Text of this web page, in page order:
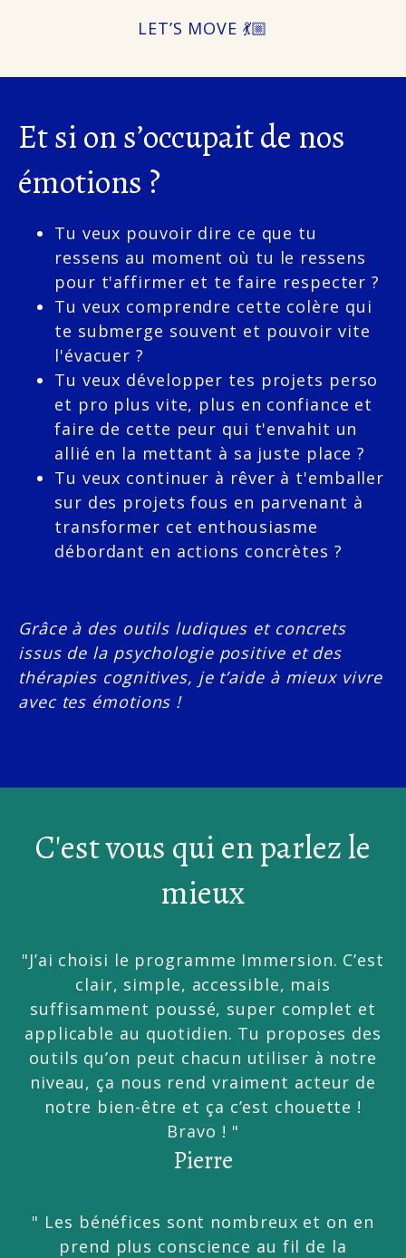
LET’S MOVE 💃🏼
Et si on s’occupait de nos
émotions ?
Tu veux pouvoir dire ce que tu
ressens au moment où tu le ressens
pour t'affirmer et te faire respecter ?
Tu veux comprendre cette colère qui
te submerge souvent et pouvoir vite
l'évacuer ?
Tu veux développer tes projets perso
et pro plus vite, plus en confiance et
faire de cette peur qui t'envahit un
allié en la mettant à sa juste place ?
Tu veux continuer à rêver à t'emballer
sur des projets fous en parvenant à
transformer cet enthousiasme
débordant en actions concrètes ?
Grâce à des outils ludiques et concrets
issus de la psychologie positive et des
thérapies cognitives, je t’aide à mieux vivre
avec tes émotions !
C'est vous qui en parlez le
mieux
"J’ai choisi le programme Immersion. C’est
clair, simple, accessible, mais
suffisamment poussé, super complet et
applicable au quotidien. Tu proposes des
outils qu’on peut chacun utiliser à notre
niveau, ça nous rend vraiment acteur de
notre bien-être et ça c’est chouette !
Bravo ! "
Pierre
" Les bénéfices sont nombreux et on en
prend plus conscience au fil de la